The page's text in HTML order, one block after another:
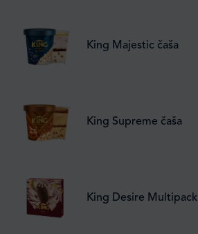
King Majestic čaša
King Supreme čaša
King Desire Multipack